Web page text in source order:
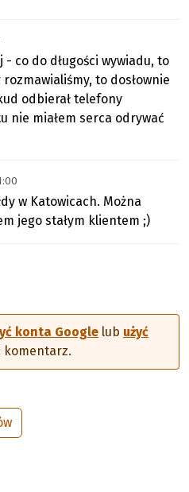
- co do długości wywiadu, to
to dosłownie
odbierał telefony
nie miałem serca odrywać
w Katowicach. Można
jego stałym klientem ;)
konta Google lub użyć
komentarz.